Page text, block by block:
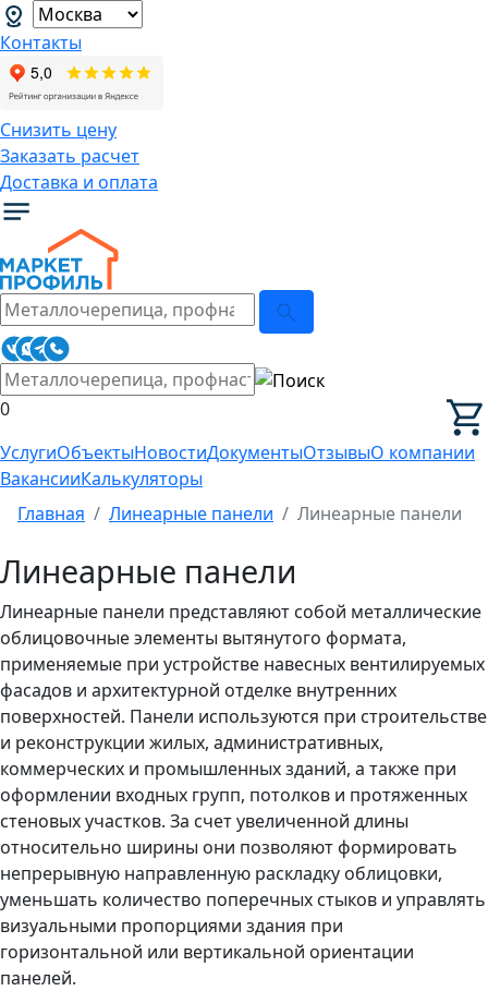
Контакты
Снизить цену
Заказать расчет
Доставка и оплата
0
УслугиОбъектыНовостиДокументыОтзывыО компании
ВакансииКалькуляторы
Главная
Линеарные панели Линеарные панели
Линеарные панели
Линеарные панели представляют собой металлические
облицовочные элементы вытянутого формата,
применяемые при устройстве навесных вентилируемых
фасадов и архитектурной отделке внутренних
поверхностей. Панели используются при строительстве
и реконструкции жилых, административных,
коммерческих и промышленных зданий, а также при
оформлении входных групп, потолков и протяженных
стеновых участков. За счет увеличенной длины
относительно ширины они позволяют формировать
непрерывную направленную раскладку облицовки,
уменьшать количество поперечных стыков и управлять
визуальными пропорциями здания при
горизонтальной или вертикальной ориентации
панелей.